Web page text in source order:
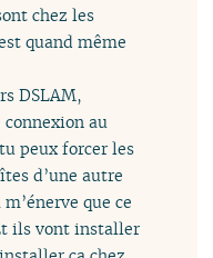
chez les
quand même
DSLAM,
au
peux forcer les
d’une autre
que ce
ils vont installer